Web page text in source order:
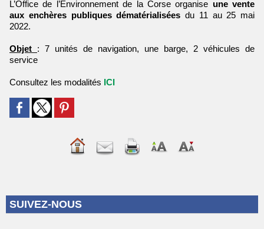
L’Office de l’Environnement de la Corse organise une vente
aux enchères publiques dématérialisées du 11 au 25 mai
2022.
Objet : 7 unités de navigation, une barge, 2 véhicules de
service
Consultez les modalités ICI
SUIVEZ-NOUS